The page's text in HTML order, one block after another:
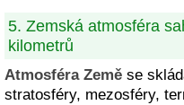
5. Zemská atmosféra
kilometrů
Atmosféra Země se
stratosféry, mezosféry,